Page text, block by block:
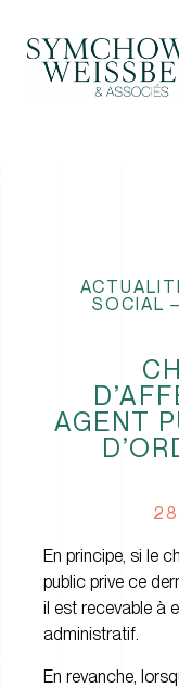
SOCIAL
AGENT
En principe, si le
public prive ce
il est recevable à
administratif.
En revanche,